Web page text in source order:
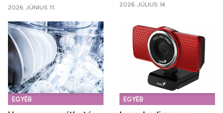
2026. JÚNIUS 11. 2026. JÚLIUS 14.
EGYÉB EGYÉB